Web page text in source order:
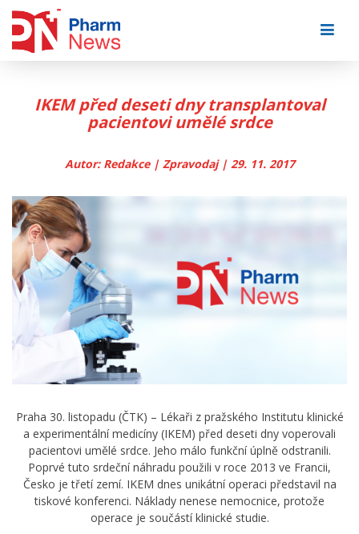
IKEM před deseti dny transplantoval
pacientovi umělé srdce
Autor: Redakce | Zpravodaj | 29. 11. 2017
Praha 30. listopadu (ČTK) – Lékaři z pražského Institutu klinické
a experimentální medicíny (IKEM) před deseti dny voperovali
pacientovi umělé srdce. Jeho málo funkční úplně odstranili.
Poprvé tuto srdeční náhradu použili v roce 2013 ve Francii,
Česko je třetí zemí. IKEM dnes unikátní operaci představil na
tiskové konferenci. Náklady nenese nemocnice, protože
operace je součástí klinické studie.